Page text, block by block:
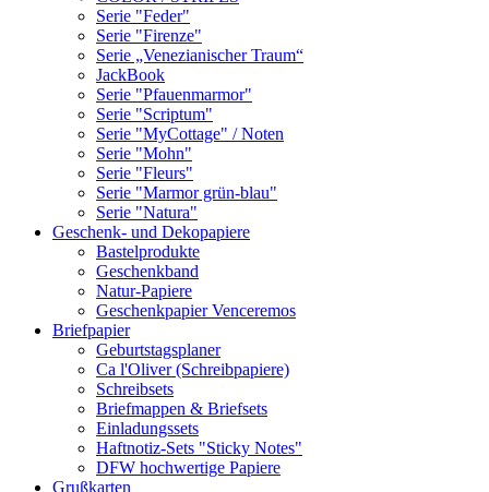
Serie "Feder"
Serie "Firenze"
Serie „Venezianischer Traum“
JackBook
Serie "Pfauenmarmor"
Serie "Scriptum"
Serie "MyCottage" / Noten
Serie "Mohn"
Serie "Fleurs"
Serie "Marmor grün-blau"
Serie "Natura"
Geschenk- und Dekopapiere
Bastelprodukte
Geschenkband
Natur-Papiere
Geschenkpapier Venceremos
Briefpapier
Geburtstagsplaner
Ca l'Oliver (Schreibpapiere)
Schreibsets
Briefmappen & Briefsets
Einladungssets
Haftnotiz-Sets "Sticky Notes"
DFW hochwertige Papiere
Grußkarten